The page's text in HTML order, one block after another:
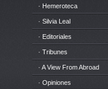
· Hemeroteca
· Silvia Leal
· Editoriales
· Tribunes
· A View From Abroad
· Opiniones